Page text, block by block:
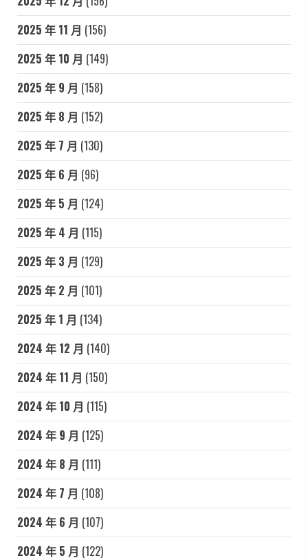
2025 年 11 月 (156)
2025 年 10 月 (149)
2025 年 9 月 (158)
2025 年 8 月 (152)
2025 年 7 月 (130)
2025 年 6 月 (96)
2025 年 5 月 (124)
2025 年 4 月 (115)
2025 年 3 月 (129)
2025 年 2 月 (101)
2025 年 1 月 (134)
2024 年 12 月 (140)
2024 年 11 月 (150)
2024 年 10 月 (115)
2024 年 9 月 (125)
2024 年 8 月 (111)
2024 年 7 月 (108)
2024 年 6 月 (107)
2024 年 5 月 (122)